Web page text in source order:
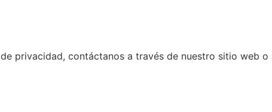
privacidad, contáctanos a través de nuestro sitio web